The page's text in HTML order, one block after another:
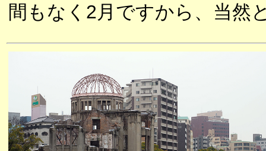
間もなく2月ですから、当然